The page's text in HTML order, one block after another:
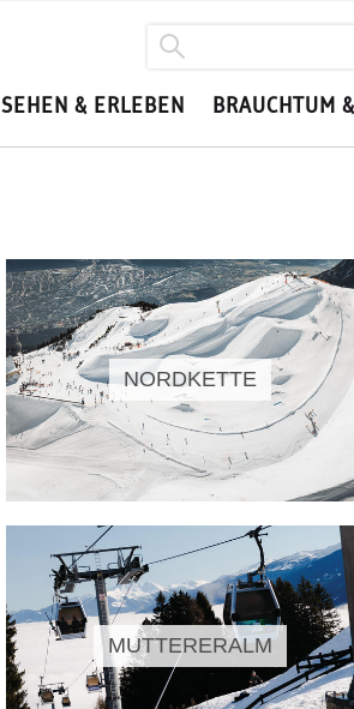
SEHEN & ERLEBEN BRAUCHTUM
NORDKETTE
MUTTERERALM